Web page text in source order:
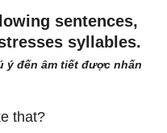
sentences,
syllables.
ý đến âm tiết được nhấn
that?